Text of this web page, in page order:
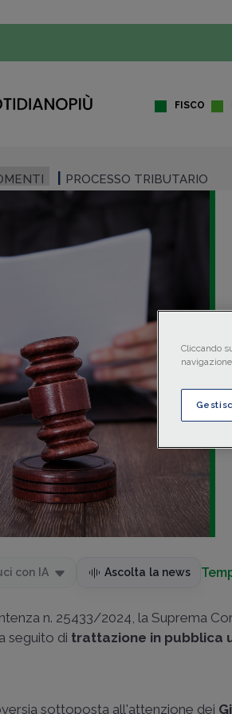
FISCO
PROCESSO TRIBUTARIO
con IA Ascolta la news
n. 25433/2024, la Suprema
seguito di trattazione in pubblica
sottoposta all'attenzione dei
Cliccando